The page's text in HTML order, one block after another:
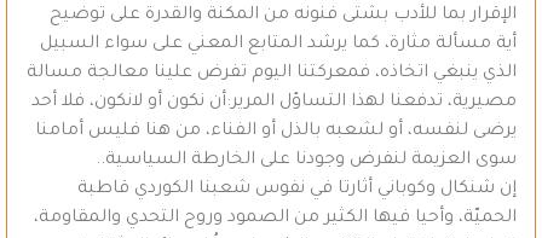
الإقرار بما للأدب بشتى فنونه من المكنة والقدرة على توضيح
أية مسألة مثارة، كما يرشد المتابع المعني على سواء السبيل
الذي ينبغي اتخاذه، فمعركتنا اليوم تفرض علينا معالجة مسالة
مصيرية، تدفعنا لهذا التساؤل المرير:أن نكون أو لانكون، فلا أحد
يرضى لنفسه، أو لشعبه بالذل أو الفناء، من هنا فليس أمامنا
سوى العزيمة لنفرض وجودنا على الخارطة السياسية..
إن شنكال وكوباني أثارتا في نفوس شعبنا الكوردي قاطبة
الحميّة، وأحيا فيها الكثير من الصمود وروح التحدي والمقاومة،